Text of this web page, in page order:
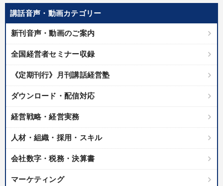
講話音声・動画カテゴリー
新刊音声・動画のご案内
全国経営者セミナー収録
《定期刊行》月刊講話経営塾
ダウンロード・配信対応
経営戦略・経営実務
人材・組織・採用・スキル
会社数字・税務・決算書
マーケティング